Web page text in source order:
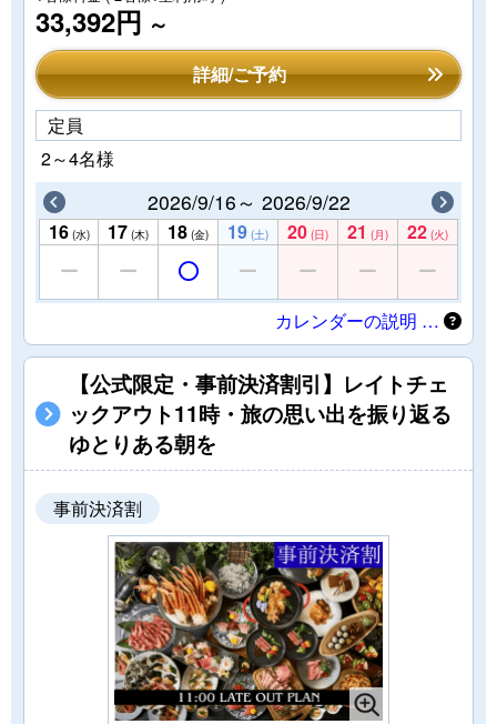
33,392円 ～
詳細/ご予約
定員
2～4名様
2026/9/16～ 2026/9/22
16 (水) 17 (木) 18 (金) 19 (土) 20 (日) 21 (月) 22 (火)
カレンダーの説明 …
【公式限定・事前決済割引】レイトチェ
ックアウト11時・旅の思い出を振り返る
ゆとりある朝を
事前決済割